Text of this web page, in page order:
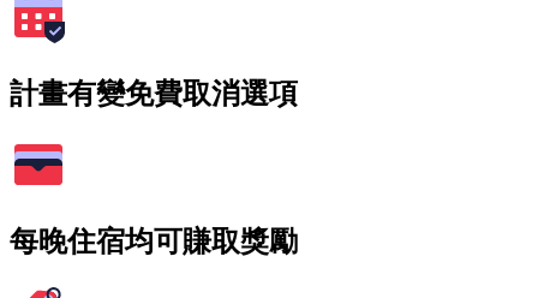
計畫有變免費取消選項
每晚住宿均可賺取獎勵